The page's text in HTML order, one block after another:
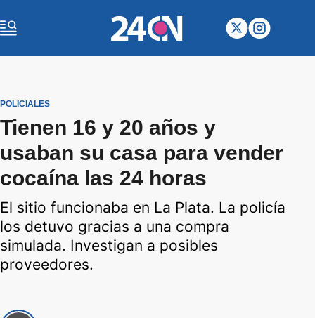
POLICIALES
Tienen 16 y 20 años y
usaban su casa para vender
cocaína las 24 horas
El sitio funcionaba en La Plata. La policía
los detuvo gracias a una compra
simulada. Investigan a posibles
proveedores.